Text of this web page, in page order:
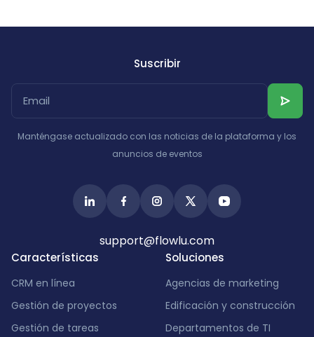
Características
CRM en línea
Gestión de proyectos
Gestión de tareas
Soluciones
Agencias de marketing
Edificación y construcción
Departamentos de TI
Suscribir
Manténgase actualizado con las noticias de la plataforma y los
anuncios de eventos
support@flowlu.com